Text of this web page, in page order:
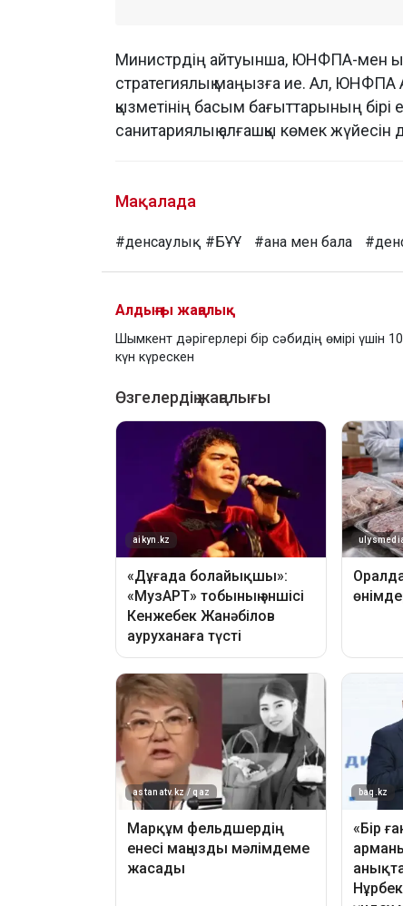
Министрдің айтуынша, ЮНФПА-мен
стратегиялық маңызға ие. Ал, ЮНФПА
қызметінің басым бағыттарының бірі
санитариялық алғашқы көмек
Мақалада
#денсаулық #БҰҰ #ана мен бала
Алдыңғы жаңалық
Шымкент дәрігерлері бір сәбидің өмірі үшін
күн күрескен